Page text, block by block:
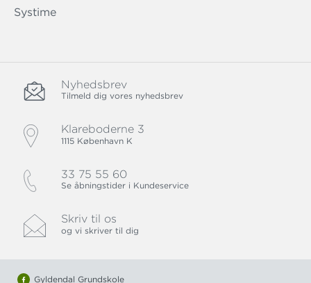
Systime
Nyhedsbrev
Tilmeld dig vores nyhedsbrev
Klareboderne 3
1115 København K
33 75 55 60
Se åbningstider i Kundeservice
Skriv til os
og vi skriver til dig
Gyldendal Grundskole